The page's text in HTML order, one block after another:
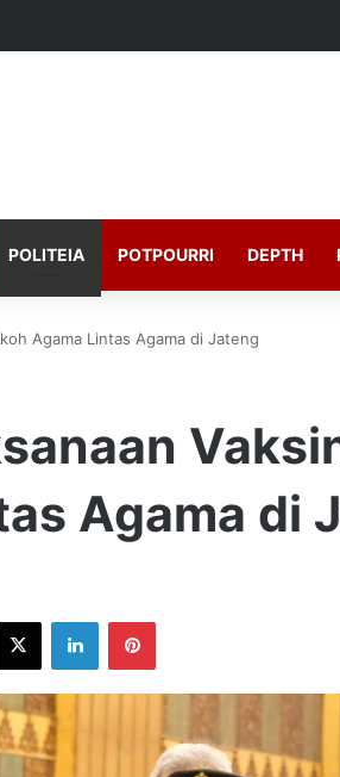
POLITEIA POTPOURRI DEPTH
Agama Lintas Agama di Jateng
Agama di
X LinkedInPinterest